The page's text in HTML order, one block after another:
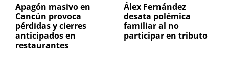
Apagón masivo en
Cancún provoca
pérdidas y cierres
anticipados en
restaurantes
Álex Fernández
desata polémica
familiar al no
participar en tributo